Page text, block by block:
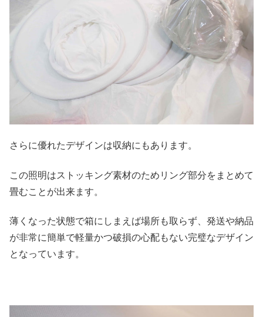
さらに優れたデザインは収納にもあります。
この照明はストッキング素材のためリング部分をまとめて
畳むことが出来ます。
薄くなった状態で箱にしまえば場所も取らず、発送や納品
が非常に簡単で軽量かつ破損の心配もない完璧なデザイン
となっています。